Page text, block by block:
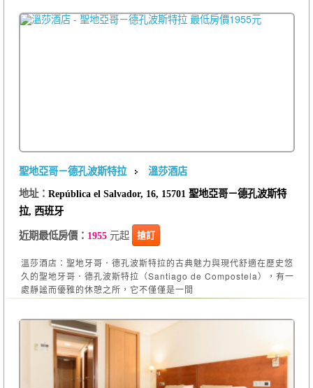
聖地亞哥－德孔波斯特拉
溫莎酒店
地址： República el Salvador, 16, 15701 聖地亞哥－德孔波斯特
拉, 西班牙
近期最低房價： 1955元起 搶訂
溫莎酒店：聖地牙哥．德孔波斯特拉的古典魅力與現代舒適在歷史悠
久的聖地牙哥．德孔波斯特拉（Santiago de Compostela），有一
處靜謐而優雅的休憩之所，它不僅僅是一間